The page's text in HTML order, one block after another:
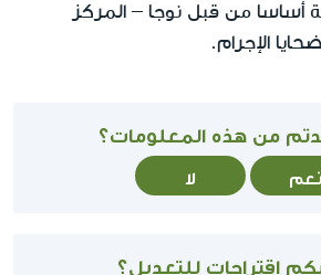
من قبل نوجا – المركز
الإجرام.
من هذه المعلومات؟
نعم لا
اقتراحات للتعديل؟